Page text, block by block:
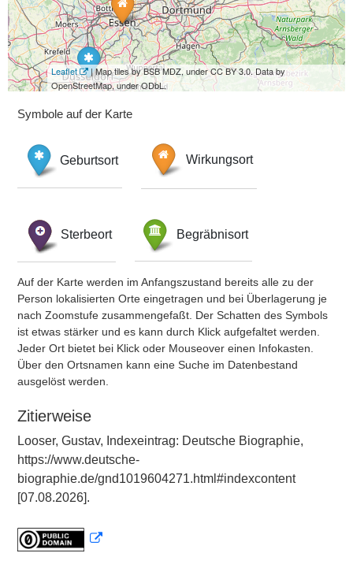
Leaflet
| Map tiles by BSB MDZ, under CC BY 3.0. Data by
OpenStreetMap, under ODbL.
Symbole auf der Karte
Geburtsort Wirkungsort
Sterbeort Begräbnisort
Auf der Karte werden im Anfangszustand bereits alle zu der
Person lokalisierten Orte eingetragen und bei Überlagerung je
nach Zoomstufe zusammengefaßt. Der Schatten des Symbols
ist etwas stärker und es kann durch Klick aufgefaltet werden.
Jeder Ort bietet bei Klick oder Mouseover einen Infokasten.
Über den Ortsnamen kann eine Suche im Datenbestand
ausgelöst werden.
Zitierweise
Looser, Gustav, Indexeintrag: Deutsche Biographie,
https://www.deutsche-
biographie.de/gnd1019604271.html#indexcontent
[07.08.2026].